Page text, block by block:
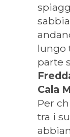
lungo
parte
Cala
Per
tra i